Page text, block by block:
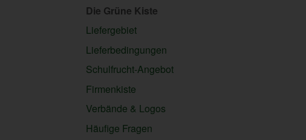
Die Grüne Kiste
Liefergebiet
Lieferbedingungen
Schulfrucht-Angebot
Firmenkiste
Verbände & Logos
Häufige Fragen